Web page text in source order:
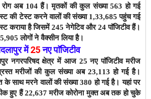
रोग अब 104 हैं। मृतकों की कुल संख्या 563 हो गई
की टेस्ट करने वालों की संख्या 1,33,685 पहुंच गई
कराया है जिसमें 245 नेगेटिव और 24 पाॅजिटीव हैं।
लोगों ने वैक्सीनलिया है।
में25नए पाॅजिटीव
नगरपरिषद क्षेत्र में आज 25 नए पाॅजिटीव मरीज
मरीजों की कुल संख्या अब 23,113 हो गई है।
के साथमरने वालों की संख्या 380 हो गई है। यहां पर
हुए हैं 22,637 मरीज कोरोना मुक्त अब तक हो चुके